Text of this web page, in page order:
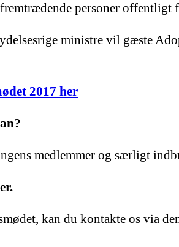
personer
ministre vil gæste
2017 her
medlemmer og særligt
kan du kontakte os via